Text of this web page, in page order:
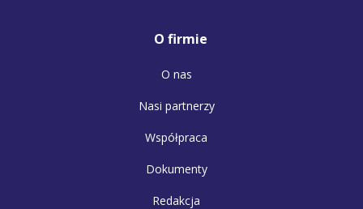
O firmie
O nas
Nasi partnerzy
Współpraca
Dokumenty
Redakcja